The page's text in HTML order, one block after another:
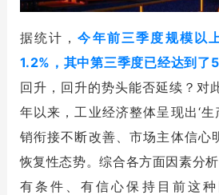
据统计，今年前三季度规模以
1.2%，其中第三季度已经达到了
回升，回升的势头能否延续？对
年以来，工业经济整体呈现出‘
销衔接不断改善、市场主体信心
恢复性态势。综合各方面因素分
有条件、有信心保持目前这